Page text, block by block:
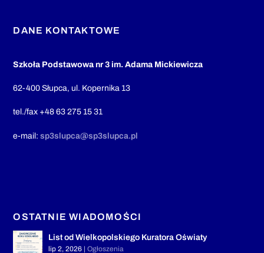
DANE KONTAKTOWE
Szkoła Podstawowa nr 3 im. Adama Mickiewicza
62-400 Słupca, ul. Kopernika 13
tel./fax +48 63 275 15 31
e-mail:sp3slupca@sp3slupca.pl
OSTATNIE WIADOMOŚCI
List od Wielkopolskiego Kuratora Oświaty
lip 2, 2026 |Ogłoszenia